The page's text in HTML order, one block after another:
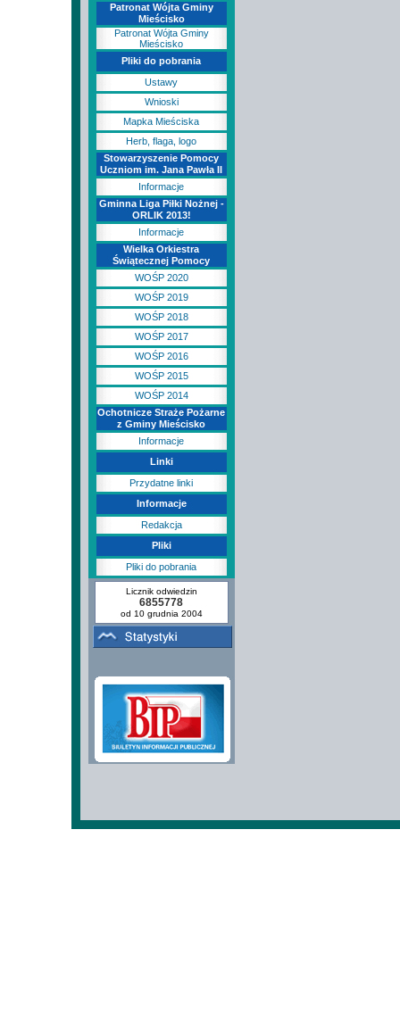
Patronat Wójta Gminy
Mieścisko
Patronat Wójta Gminy
Mieścisko
Pliki do pobrania
Ustawy
Wnioski
Mapka Mieściska
Herb, flaga, logo
Stowarzyszenie Pomocy
Uczniom im. Jana Pawła II
Informacje
Gminna Liga Piłki Nożnej -
ORLIK 2013!
Informacje
Wielka Orkiestra
Świątecznej Pomocy
WOŚP 2020
WOŚP 2019
WOŚP 2018
WOŚP 2017
WOŚP 2016
WOŚP 2015
WOŚP 2014
Ochotnicze Straże Pożarne
z Gminy Mieścisko
Informacje
Linki
Przydatne linki
Informacje
Redakcja
Pliki
Pliki do pobrania
Licznik odwiedzin
6855778
od 10 grudnia 2004